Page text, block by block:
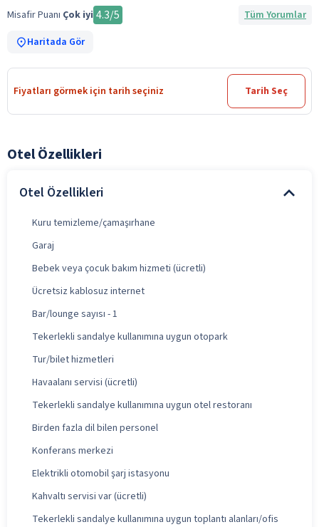
Misafir Puanı Çok iyi 4.3/5
Tüm Yorumlar
Haritada Gör
Fiyatları görmek için tarih seçiniz Tarih Seç
Otel Özellikleri
Otel Özellikleri
Kuru temizleme/çamaşırhane
Garaj
Bebek veya çocuk bakım hizmeti (ücretli)
Ücretsiz kablosuz internet
Bar/lounge sayısı - 1
Tekerlekli sandalye kullanımına uygun otopark
Tur/bilet hizmetleri
Havaalanı servisi (ücretli)
Tekerlekli sandalye kullanımına uygun otel restoranı
Birden fazla dil bilen personel
Konferans merkezi
Elektrikli otomobil şarj istasyonu
Kahvaltı servisi var (ücretli)
Tekerlekli sandalye kullanımına uygun toplantı alanları/ofis